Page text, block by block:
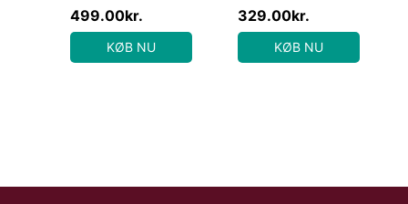
499.00kr.
KØB NU
329.00kr.
KØB NU